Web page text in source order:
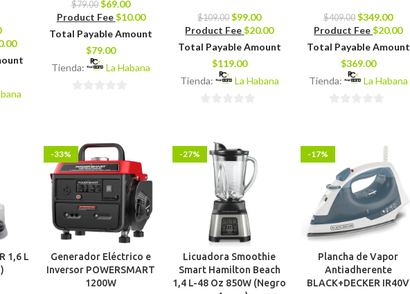
$79.00 $69.00
Product Fee$10.00
Total Payable Amount
$79.00
Tienda:
La Habana
$109.00 $99.00
Product Fee $20.00
Total Payable Amount
$119.00
Tienda:
La Habana
$409.00 $349.00
Product Fee$20.00
Total Payable Amount
$369.00
Tienda:
La Habana
1,6 L
-33%
Generador Eléctrico e
Inversor POWERSMART
1200W
-27%
Licuadora Smoothie
Smart Hamilton Beach
1,4 L-48 Oz 850W (Negro
-17%
Plancha de Vapor
Antiadherente
BLACK+DECKER IR40V